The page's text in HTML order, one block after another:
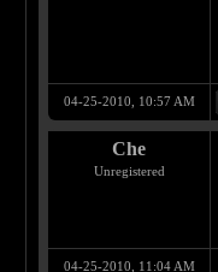
04-25-2010, 10:57 AM
Che
Unregistered
04-25-2010, 11:04 AM